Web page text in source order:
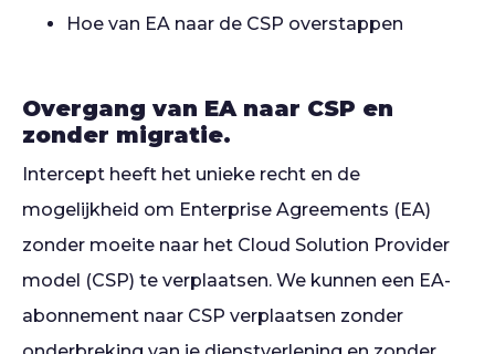
Hoe van EA naar de CSP overstappen
Overgang van EA naar CSP en
zonder migratie.
Intercept heeft het unieke recht en de
mogelijkheid om Enterprise Agreements (EA)
zonder moeite naar het Cloud Solution Provider
model (CSP) te verplaatsen. We kunnen een EA-
abonnement naar CSP verplaatsen zonder